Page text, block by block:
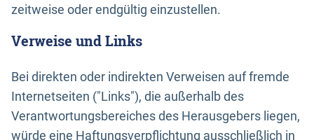
zeitweise oder endgültig einzustellen.
Verweise und Links
Bei direkten oder indirekten Verweisen auf fremde
Internetseiten ("Links"), die außerhalb des
Verantwortungsbereiches des Herausgebers liegen,
würde eine Haftungsverpflichtung ausschließlich in